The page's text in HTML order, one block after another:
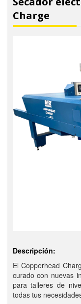
Charge
Descripción:
El Copperhead
curado con nuevas
para talleres de
todas tus